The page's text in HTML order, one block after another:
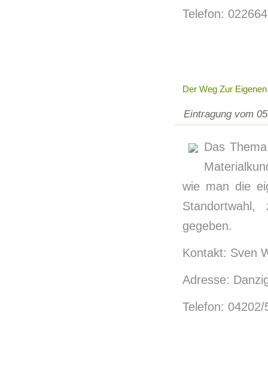
Telefon:
Der Weg Zur
Eintragung vom
Das
wie man die
gegeben.
Kontakt: Sven
Adresse:
Telefon: 04202/